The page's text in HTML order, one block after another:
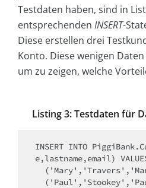
Testdaten haben, sind in
entsprechenden INSERT-
Diese erstellen drei
Konto. Diese wenigen
um zu zeigen, welche
Listing 3: Testdaten für
INSERT INTO
e,lastname,email)